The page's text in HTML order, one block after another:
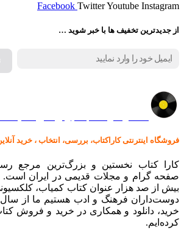
Facebook TwitterYoutube Instagram
از جدیدترین تخفیف ها با خبر شوید …
فروشگاه اینترنتی کاراکتاب، بررسی، انتخاب ، خرید
کارا کتاب نخستین و بزرگ‌ترین مرجع
صفحه گرام و مجلات قدیمی در ایران است.
بیش از صد هزار عنوان کتاب کمیاب،
خرید، دانلود و همکاری در خرید و فروش
کرده‌ایم.